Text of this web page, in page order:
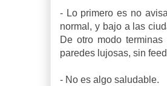
- Lo primero es no
normal, y bajo a las
De otro modo
paredes lujosas, sin
- No es algo saludable.